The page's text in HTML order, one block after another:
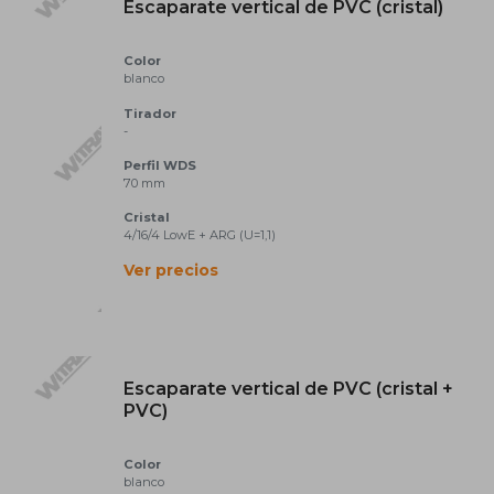
son importantes. Son
Escaparate vertical de PVC (cristal)
Color
blanco
Tirador
-
Perfil WDS
70 mm
Cristal
4/16/4 LowE + ARG (U=1,1)
Ver precios
Escaparate vertical de PVC (cristal +
PVC)
Color
blanco